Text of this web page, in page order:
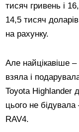
тисяч гривень і
14,5 тисяч
на рахунку.
Але найцікавіше
взяла і
Toyota Highlander
цього не
RAV4.